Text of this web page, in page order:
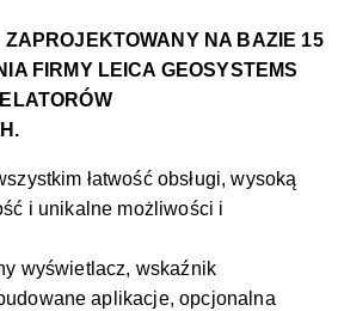
NA BAZIE 15
FIRMY LEICA GEOSYSTEMS
łatwość obsługi, wysoką
i unikalne możliwości i
wyświetlacz, wskaźnik
aplikacje, opcjonalna